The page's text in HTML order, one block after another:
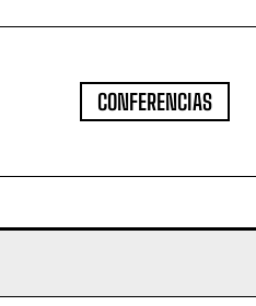
CONFERENCIAS